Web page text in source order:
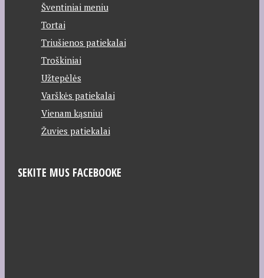
Šventiniai meniu
Tortai
Triušienos patiekalai
Troškiniai
Užtepėlės
Varškės patiekalai
Vienam kąsniui
Žuvies patiekalai
SEKITE MUS FACEBOOKE